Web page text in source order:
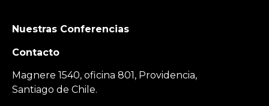
Nuestras Conferencias
Contacto
Magnere 1540, oficina 801, Providencia,
Santiago de Chile.